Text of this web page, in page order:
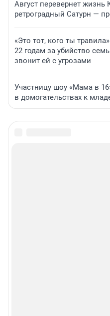
Август перевернет жизнь
ретроградный Сатурн —
«Это тот, кого ты
22 годам за убийство
звонит ей с угрозами
Участницу шоу «Мама в
в домогательствах к